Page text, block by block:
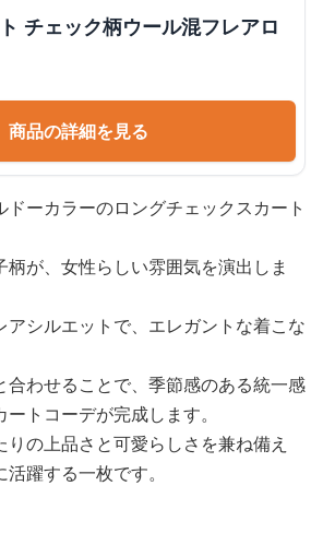
チェック柄ウール混フレアロ
商品の詳細を見る
ーカラーのロングチェックスカート
が、女性らしい雰囲気を演出しま
アシルエットで、エレガントな着こな
合わせることで、季節感のある統一感
トコーデが完成します。
の上品さと可愛らしさを兼ね備え
躍する一枚です。